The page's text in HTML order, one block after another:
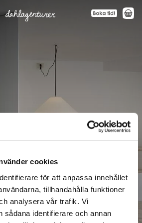
cookies
för att anpassa innehållet
tillhandahålla funktioner
analysera vår trafik. Vi
sådana identifierare och annan